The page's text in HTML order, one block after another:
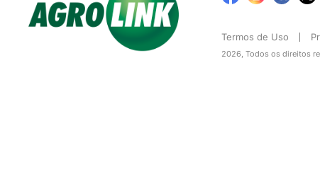
Termos de Uso
2026, Todos os direitos